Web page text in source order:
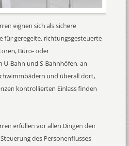
eignen sich als sichere
für geregelte, richtungsgesteuerte
Büro- oder
Bahn und S-Bahnhöfen, an
und überall dort,
kontrollierten Einlass finden
erfüllen vor allen Dingen den
des Personenflusses